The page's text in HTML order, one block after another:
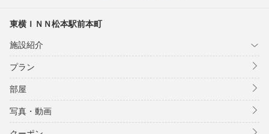
東横ＩＮＮ松本駅前本町
施設紹介
プラン
部屋
写真・動画